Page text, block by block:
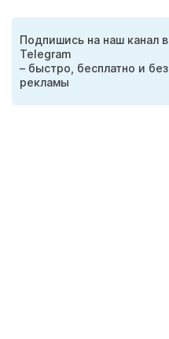
Подпишись на наш канал в
Telegram
– быстро, бесплатно и без
рекламы